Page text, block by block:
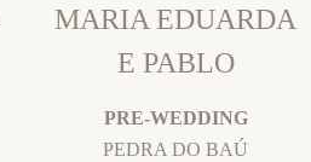
MARIA EDUARDA
E PABLO
PRE-WEDDING
PEDRA DO BAÚ